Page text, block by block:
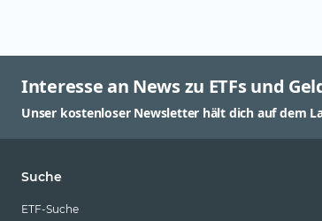
Interesse an News zu ETFs und
Unser kostenloser Newsletter hält dich auf dem
Suche
ETF-Suche